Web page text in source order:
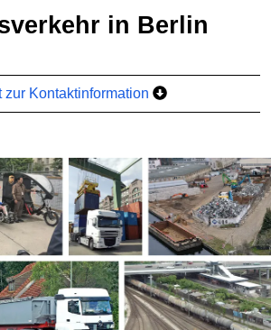
in Berlin
zur Kontaktinformation